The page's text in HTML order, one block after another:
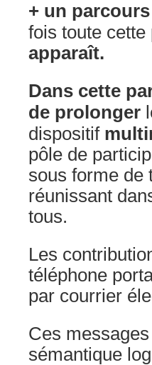
+ un
fois toute
apparaît.
Dans cette
de prolonger
dispositif
pôle de
sous forme de
réunissant
tous.
Les
téléphone
par courrier
Ces
sémantique